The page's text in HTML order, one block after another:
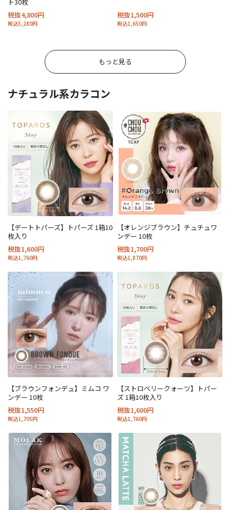
税抜4,800円
税込5,280円
税抜1,500円
税込1,650円
もっと見る
ナチュラル系カラコン
【デートトパーズ】トパーズ 1箱10
枚入り
税抜1,600円
税込1,760円
【オレンジブラウン】チュチュワ
ンデー 10枚
税抜1,700円
税込1,870円
【ブラウンフォンデュ】ミムコ ワ
ンデー 10枚
税抜1,550円
税込1,705円
【ストロベリークォーツ】トパー
ズ 1箱10枚入り
税抜1,600円
税込1,760円